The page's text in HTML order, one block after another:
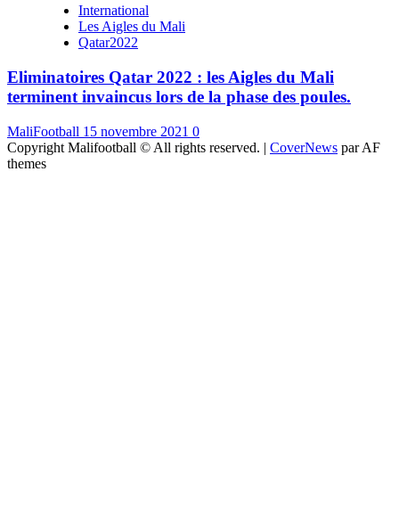
International
Les Aigles du Mali
Qatar2022
Eliminatoires Qatar 2022 : les Aigles du Mali
terminent invaincus lors de la phase des poules.
MaliFootball 15 novembre 2021 0
Copyright Malifootball © All rights reserved. | CoverNews par AF
themes